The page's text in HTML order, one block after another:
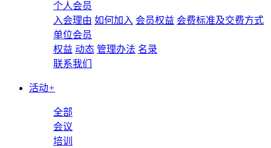
个人会员
入会理由 如何加入 会员权益 会费标准及交费方式
单位会员
权益 动态 管理办法 名录
联系我们
活动+
全部
会议
培训